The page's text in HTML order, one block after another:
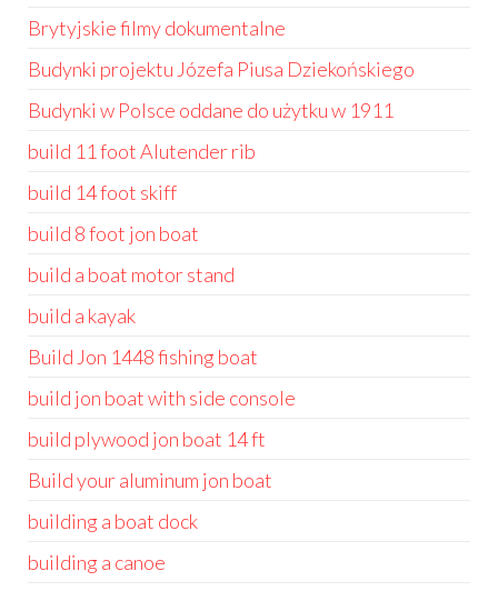
Brytyjskie filmy dokumentalne
Budynki projektu Józefa Piusa Dziekońskiego
Budynki w Polsce oddane do użytku w 1911
build 11 foot Alutender rib
build 14 foot skiff
build 8 foot jon boat
build a boat motor stand
build a kayak
Build Jon 1448 fishing boat
build jon boat with side console
build plywood jon boat 14 ft
Build your aluminum jon boat
building a boat dock
building a canoe